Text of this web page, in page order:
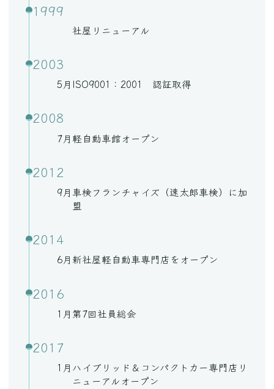
1999
社屋リニューアル
2003
5月 ISO9001：2001 認証取得
2008
7月軽自動車館オープン
2012
9月 車検フランチャイズ（速太郎車検）に加
盟
2014
6月 新社屋軽自動車専門店をオープン
2016
1月 第7回社員総会
2017
1月 ハイブリッド＆コンパクトカー専門店リ
ニューアルオープン